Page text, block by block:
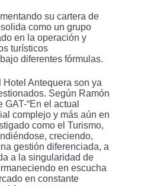
su cartera de
como un grupo
en la operación y
turísticos
diferentes fórmulas.
Antequera son ya
Según Ramón
“En el actual
complejo y más aún en
como el Turismo,
creciendo,
gestión diferenciada, a
a la singularidad de
en escucha
en constante